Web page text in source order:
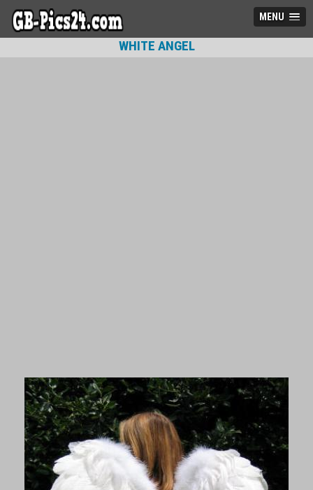
MENU
WHITE ANGEL